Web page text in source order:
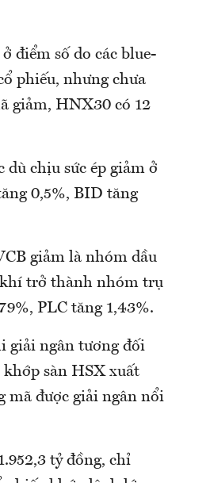
điểm số do các blue-
phiếu, nhưng chưa
giảm, HNX30 có 12
chịu sức ép giảm ở
0,5%, BID tăng
giảm là nhóm dầu
khí trở thành nhóm trụ
PLC tăng 1,43%.
giải ngân tương đối
sàn HSX xuất
mã được giải ngân nổi
tỷ đồng, chỉ